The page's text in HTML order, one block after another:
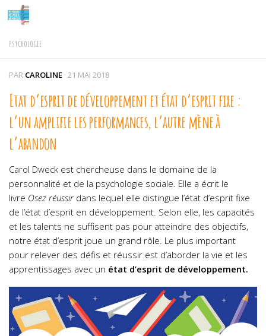
Skip to content
PSYCHOLOGIE
PAR CAROLINE · 21 MAI 2018
Etat d’esprit de développement et état d’esprit fixe :
l’un amplifie les performances, l’autre mène à
l’abandon
Carol Dweck est chercheuse dans le domaine de la
personnalité et de la psychologie sociale. Elle a écrit le
livre Osez réussir dans lequel elle distingue l’état d’esprit fixe
de l’état d’esprit en développement. Selon elle, les capacités
et les talents ne suffisent pas pour atteindre des objectifs,
notre état d’esprit joue un grand rôle. Le plus important
pour relever des défis et réussir est d’aborder la vie et les
apprentissages avec un état d’esprit de développement.